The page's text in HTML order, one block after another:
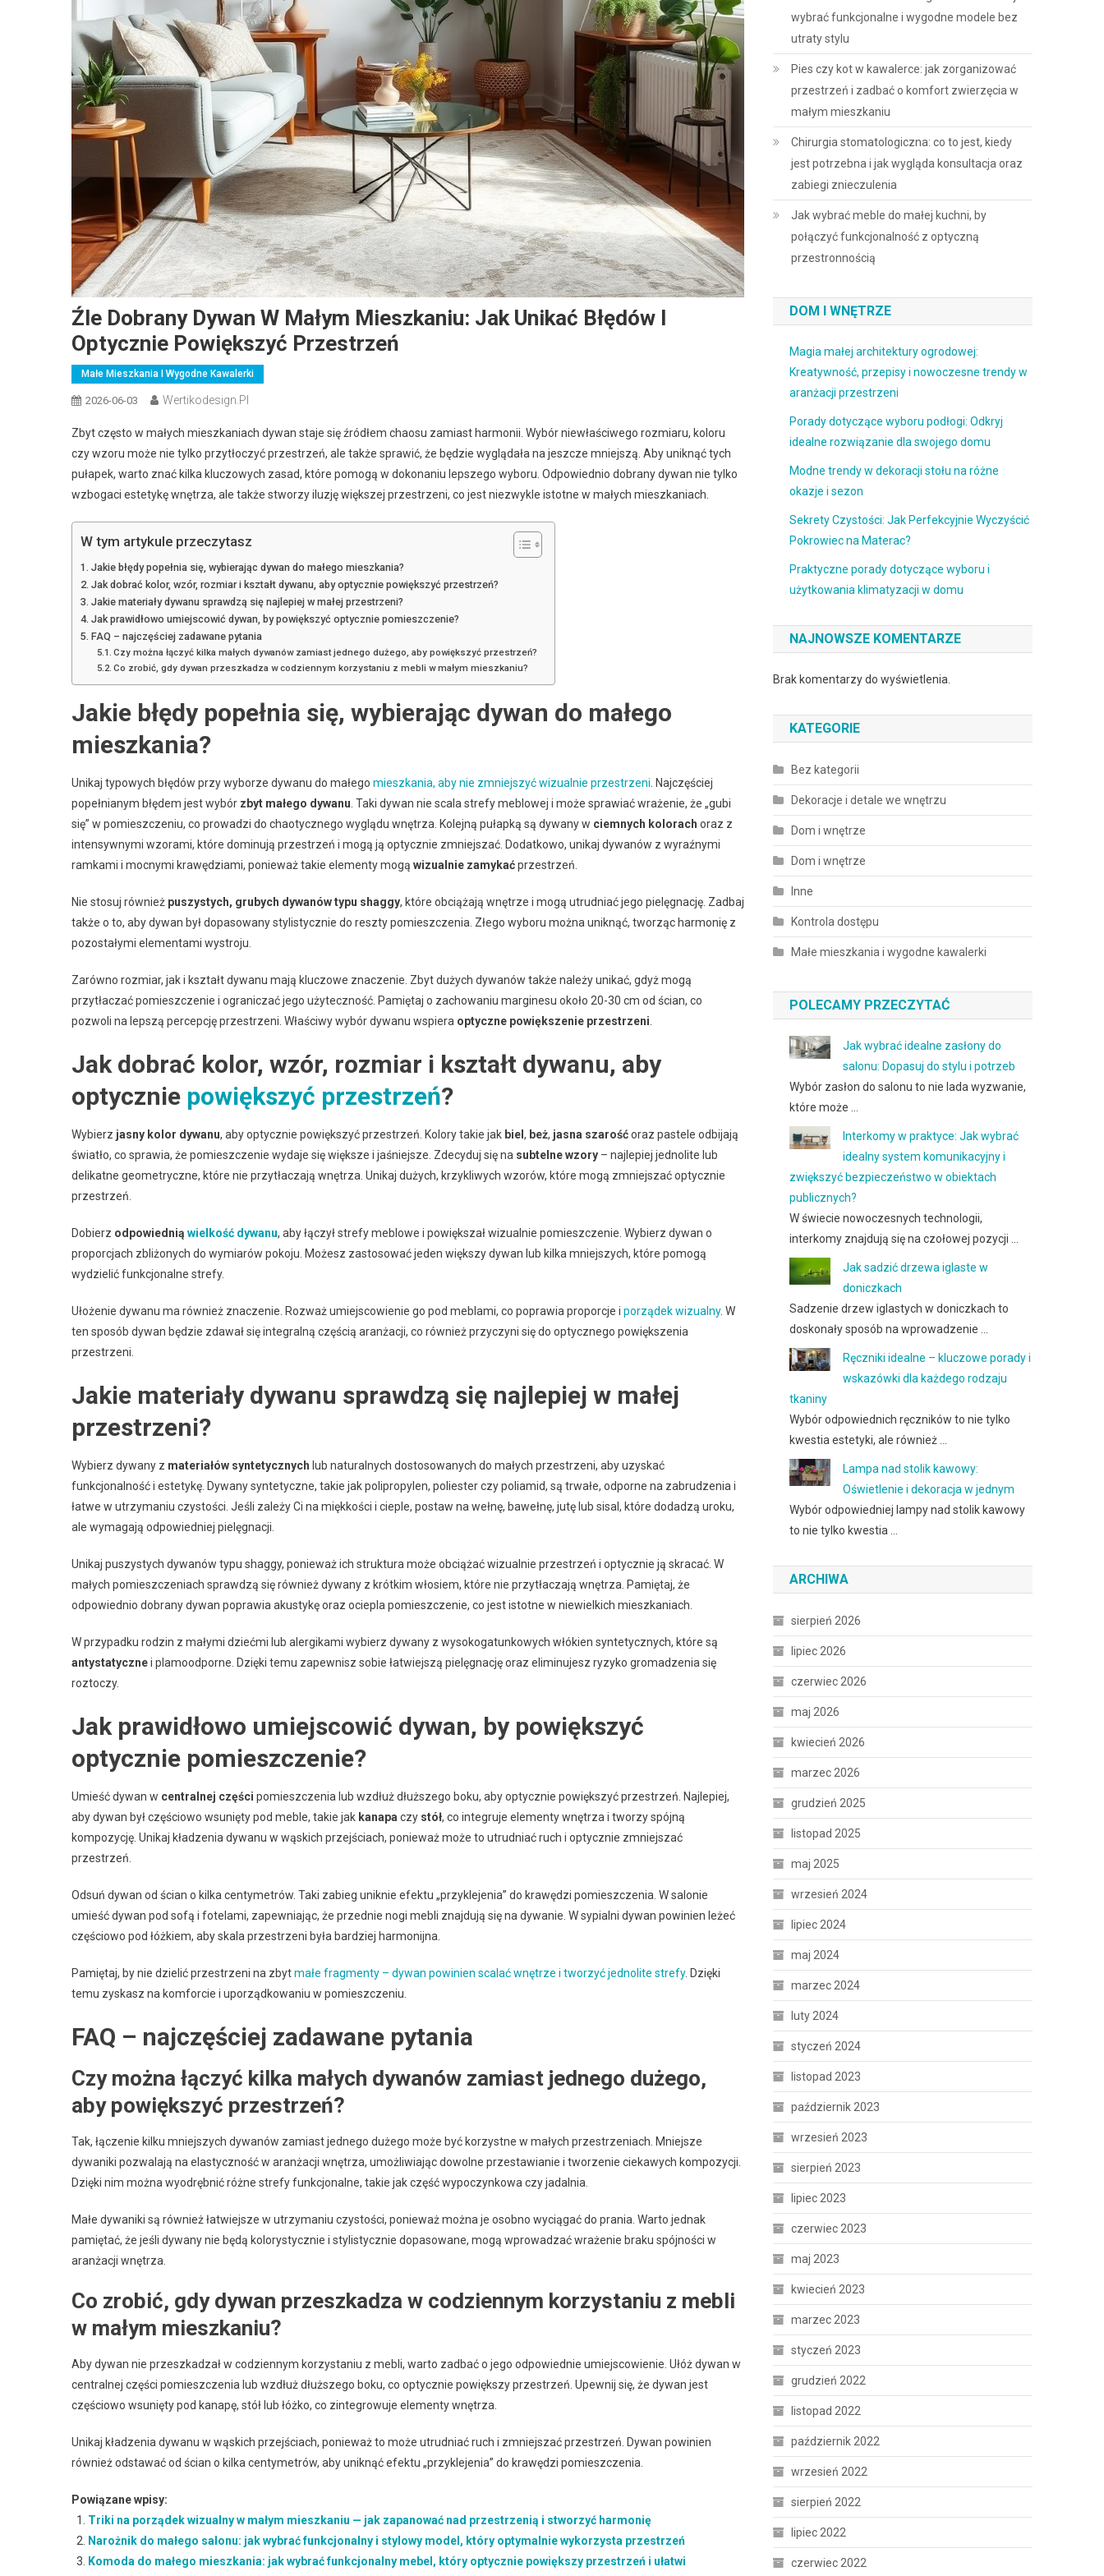
Źle Dobrany Dywan W Małym Mieszkaniu: Jak Unikać Błędów I
Optycznie Powiększyć Przestrzeń
Małe Mieszkania I Wygodne Kawalerki
2026-06-03 Wertikodesign.pl
Zbyt często w małych mieszkaniach dywan staje się źródłem chaosu zamiast harmonii. Wybór niewłaściwego rozmiaru, koloru
czy wzoru może nie tylko przytłoczyć przestrzeń, ale także sprawić, że będzie wyglądała na jeszcze mniejszą. Aby uniknąć tych
pułapek, warto znać kilka kluczowych zasad, które pomogą w dokonaniu lepszego wyboru. Odpowiednio dobrany dywan nie tylko
wzbogaci estetykę wnętrza, ale także stworzy iluzję większej przestrzeni, co jest niezwykle istotne w małych mieszkaniach.
W tym artykule przeczytasz
Jakie błędy popełnia się, wybierając dywan do małego mieszkania?
Jak dobrać kolor, wzór, rozmiar i kształt dywanu, aby optycznie powiększyć przestrzeń?
Jakie materiały dywanu sprawdzą się najlepiej w małej przestrzeni?
Jak prawidłowo umiejscowić dywan, by powiększyć optycznie pomieszczenie?
FAQ – najczęściej zadawane pytania
Czy można łączyć kilka małych dywanów zamiast jednego dużego, aby powiększyć przestrzeń?
Co zrobić, gdy dywan przeszkadza w codziennym korzystaniu z mebli w małym mieszkaniu?
Jakie błędy popełnia się, wybierając dywan do małego
mieszkania?
Unikaj typowych błędów przy wyborze dywanu do małego mieszkania, aby nie zmniejszyć wizualnie przestrzeni. Najczęściej
popełnianym błędem jest wybór zbyt małego dywanu. Taki dywan nie scala strefy meblowej i może sprawiać wrażenie, że „gubi
się” w pomieszczeniu, co prowadzi do chaotycznego wyglądu wnętrza. Kolejną pułapką są dywany w ciemnych kolorach oraz z
intensywnymi wzorami, które dominują przestrzeń i mogą ją optycznie zmniejszać. Dodatkowo, unikaj dywanów z wyraźnymi
ramkami i mocnymi krawędziami, ponieważ takie elementy mogą wizualnie zamykaćprzestrzeń.
Nie stosuj również puszystych, grubych dywanów typu shaggy, które obciążają wnętrze i mogą utrudniać jego pielęgnację. Zadbaj
także o to, aby dywan był dopasowany stylistycznie do reszty pomieszczenia. Złego wyboru można uniknąć, tworząc harmonię z
pozostałymi elementami wystroju.
Zarówno rozmiar, jak i kształt dywanu mają kluczowe znaczenie. Zbyt dużych dywanów także należy unikać, gdyż mogą
przytłaczać pomieszczenie i ograniczać jego użyteczność. Pamiętaj o zachowaniu marginesu około 20-30 cm od ścian, co
pozwoli na lepszą percepcję przestrzeni. Właściwy wybór dywanu wspiera optyczne powiększenie przestrzeni.
Jak dobrać kolor, wzór, rozmiar i kształt dywanu, aby
optycznie powiększyć przestrzeń?
Wybierz jasny kolor dywanu, aby optycznie powiększyć przestrzeń. Kolory takie jak biel , beż, jasna szarośćoraz pastele odbijają
światło, co sprawia, że pomieszczenie wydaje się większe i jaśniejsze. Zdecyduj się na subtelne wzory – najlepiej jednolite lub
delikatne geometryczne, które nie przytłaczają wnętrza. Unikaj dużych, krzykliwych wzorów, które mogą zmniejszać optycznie
przestrzeń.
Dobierz odpowiednią wielkość dywanu, aby łączył strefy meblowe i powiększał wizualnie pomieszczenie. Wybierz dywan o
proporcjach zbliżonych do wymiarów pokoju. Możesz zastosować jeden większy dywan lub kilka mniejszych, które pomogą
wydzielić funkcjonalne strefy.
Ułożenie dywanu ma również znaczenie. Rozważ umiejscowienie go pod meblami, co poprawia proporcje i porządek wizualny. W
ten sposób dywan będzie zdawał się integralną częścią aranżacji, co również przyczyni się do optycznego powiększenia
przestrzeni.
Jakie materiały dywanu sprawdzą się najlepiej w małej
przestrzeni?
Wybierz dywany z materiałów syntetycznych lub naturalnych dostosowanych do małych przestrzeni, aby uzyskać
funkcjonalność i estetykę. Dywany syntetyczne, takie jak polipropylen, poliester czy poliamid, są trwałe, odporne na zabrudzenia i
łatwe w utrzymaniu czystości. Jeśli zależy Ci na miękkości i cieple, postaw na wełnę, bawełnę, jutę lub sisal, które dodadzą uroku,
ale wymagają odpowiedniej pielęgnacji.
Unikaj puszystych dywanów typu shaggy, ponieważ ich struktura może obciążać wizualnie przestrzeń i optycznie ją skracać. W
małych pomieszczeniach sprawdzą się również dywany z krótkim włosiem, które nie przytłaczają wnętrza. Pamiętaj, że
odpowiednio dobrany dywan poprawia akustykę oraz ociepla pomieszczenie, co jest istotne w niewielkich mieszkaniach.
W przypadku rodzin z małymi dziećmi lub alergikami wybierz dywany z wysokogatunkowych włókien syntetycznych, które są
antystatycznei plamoodporne. Dzięki temu zapewnisz sobie łatwiejszą pielęgnację oraz eliminujesz ryzyko gromadzenia się
roztoczy.
Jak prawidłowo umiejscowić dywan, by powiększyć
optycznie pomieszczenie?
Umieść dywan w centralnej części pomieszczenia lub wzdłuż dłuższego boku, aby optycznie powiększyć przestrzeń. Najlepiej,
aby dywan był częściowo wsunięty pod meble, takie jak kanapaczy stół, co integruje elementy wnętrza i tworzy spójną
kompozycję. Unikaj kładzenia dywanu w wąskich przejściach, ponieważ może to utrudniać ruch i optycznie zmniejszać
przestrzeń.
Odsuń dywan od ścian o kilka centymetrów. Taki zabieg uniknie efektu „przyklejenia” do krawędzi pomieszczenia. W salonie
umieść dywan pod sofą i fotelami, zapewniając, że przednie nogi mebli znajdują się na dywanie. W sypialni dywan powinien leżeć
częściowo pod łóżkiem, aby skala przestrzeni była bardziej harmonijna.
Pamiętaj, by nie dzielić przestrzeni na zbytmałe fragmenty – dywan powinien scalaćwnętrze i tworzyć jednolite strefy. Dzięki
temu zyskasz na komforcie i uporządkowaniu w pomieszczeniu.
FAQ – najczęściej zadawane pytania
Czy można łączyć kilka małych dywanów zamiast jednego dużego,
aby powiększyć przestrzeń?
Tak, łączenie kilku mniejszych dywanów zamiast jednego dużego może być korzystne w małych przestrzeniach. Mniejsze
dywaniki pozwalają na elastyczność w aranżacji wnętrza, umożliwiając dowolne przestawianie i tworzenie ciekawych kompozycji.
Dzięki nim można wyodrębnić różne strefy funkcjonalne, takie jak część wypoczynkowa czy jadalnia.
Małe dywaniki są również łatwiejsze w utrzymaniu czystości, ponieważ można je osobno wyciągać do prania. Warto jednak
pamiętać, że jeśli dywany nie będą kolorystycznie i stylistycznie dopasowane, mogą wprowadzać wrażenie braku spójności w
aranżacji wnętrza.
Co zrobić, gdy dywan przeszkadza w codziennym korzystaniu z mebli
w małym mieszkaniu?
Aby dywan nie przeszkadzał w codziennym korzystaniu z mebli, warto zadbać o jego odpowiednie umiejscowienie. Ułóż dywan w
centralnej części pomieszczenia lub wzdłuż dłuższego boku, co optycznie powiększy przestrzeń. Upewnij się, że dywan jest
częściowo wsunięty pod kanapę, stół lub łóżko, co zintegrowuje elementy wnętrza.
Unikaj kładzenia dywanu w wąskich przejściach, ponieważ to może utrudniać ruch i zmniejszać przestrzeń. Dywan powinien
również odstawać od ścian o kilka centymetrów, aby uniknąć efektu „przyklejenia” do krawędzi pomieszczenia.
Powiązane wpisy:
Triki na porządek wizualny w małym mieszkaniu — jak zapanować nad przestrzenią i stworzyć harmonię
Narożnik do małego salonu: jak wybrać funkcjonalny i stylowy model, który optymalnie wykorzysta przestrzeń
Komoda do małego mieszkania: jak wybrać funkcjonalny mebel, który optycznie powiększy przestrzeń i ułatwi
wybrać funkcjonalne i wygodne modele bez
utraty stylu
Pies czy kot w kawalerce: jak zorganizować
przestrzeń i zadbać o komfort zwierzęcia w
małym mieszkaniu
Chirurgia stomatologiczna: co to jest, kiedy
jest potrzebna i jak wygląda konsultacja oraz
zabiegi znieczulenia
Jak wybrać meble do małej kuchni, by
połączyć funkcjonalność z optyczną
przestronnością
DOM I WNĘTRZE
Magia małej architektury ogrodowej:
Kreatywność, przepisy i nowoczesne trendy w
aranżacji przestrzeni
Porady dotyczące wyboru podłogi: Odkryj
idealne rozwiązanie dla swojego domu
Modne trendy w dekoracji stołu na różne
okazje i sezon
Sekrety Czystości: Jak Perfekcyjnie Wyczyścić
Pokrowiec na Materac?
Praktyczne porady dotyczące wyboru i
użytkowania klimatyzacji w domu
NAJNOWSZE KOMENTARZE
Brak komentarzy do wyświetlenia.
KATEGORIE
Bez kategorii
Dekoracje i detale we wnętrzu
Dom i wnętrze
Dom i wnętrze
Inne
Kontrola dostępu
Małe mieszkania i wygodne kawalerki
POLECAMY PRZECZYTAĆ
Jak wybrać idealne zasłony do
salonu: Dopasuj do stylu i potrzeb
Wybór zasłon do salonu to nie lada wyzwanie,
które może …
Interkomy w praktyce: Jak wybrać
idealny system komunikacyjny i
zwiększyć bezpieczeństwo w obiektach
publicznych?
W świecie nowoczesnych technologii,
interkomy znajdują się na czołowej pozycji …
Jak sadzić drzewa iglaste w
doniczkach
Sadzenie drzew iglastych w doniczkach to
doskonały sposób na wprowadzenie …
Ręczniki idealne – kluczowe porady i
wskazówki dla każdego rodzaju
tkaniny
Wybór odpowiednich ręczników to nie tylko
kwestia estetyki, ale również …
Lampa nad stolik kawowy:
Oświetlenie i dekoracja w jednym
Wybór odpowiedniej lampy nad stolik kawowy
to nie tylko kwestia …
ARCHIWA
sierpień 2026
lipiec 2026
czerwiec 2026
maj 2026
kwiecień 2026
marzec 2026
grudzień 2025
listopad 2025
maj 2025
wrzesień 2024
lipiec 2024
maj 2024
marzec 2024
luty 2024
styczeń 2024
listopad 2023
październik 2023
wrzesień 2023
sierpień 2023
lipiec 2023
czerwiec 2023
maj 2023
kwiecień 2023
marzec 2023
styczeń 2023
grudzień 2022
listopad 2022
październik 2022
wrzesień 2022
sierpień 2022
lipiec 2022
czerwiec 2022